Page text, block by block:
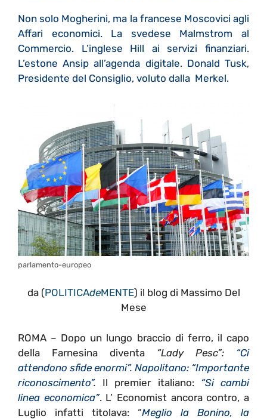
Non solo Mogherini, ma la francese Moscovici agli
Affari economici. La svedese Malmstrom al
Commercio. L’inglese Hill ai servizi finanziari.
L’estone Ansip all’agenda digitale. Donald Tusk,
Presidente del Consiglio, voluto dalla Merkel.
parlamento-europeo
da (POLITICAdeMENTE) il blog di Massimo Del
Mese
ROMA – Dopo un lungo braccio di ferro, il capo
della Farnesina diventa “Lady Pesc”: “Ci
attendono sfide enormi”. Napolitano: “Importante
riconoscimento”. Il premier italiano:
“Si cambi
linea economica”. L’ Economist ancora contro, a
Luglio infatti titolava: “Meglio la Bonino, la